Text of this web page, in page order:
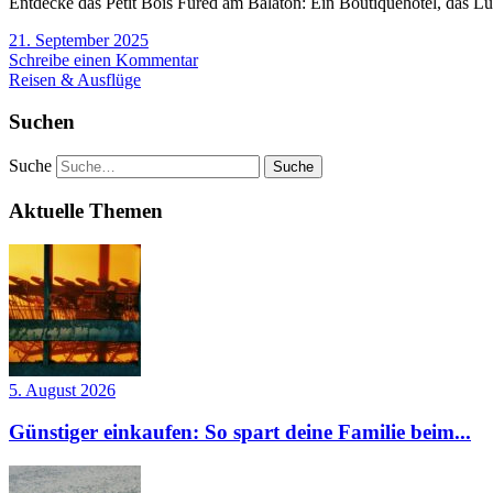
21. September 2025
Schreibe einen Kommentar
Reisen & Ausflüge
Suchen
Suche
Aktuelle Themen
5. August 2026
Günstiger einkaufen: So spart deine Familie beim...